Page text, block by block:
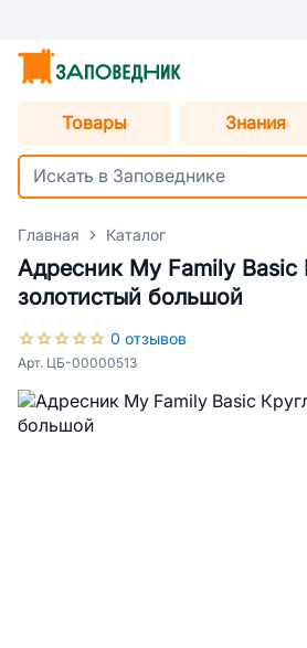
Товары Знания
Главная Каталог
Адресник My Family Basic
золотистый большой
0 отзывов
Арт. ЦБ-00000513